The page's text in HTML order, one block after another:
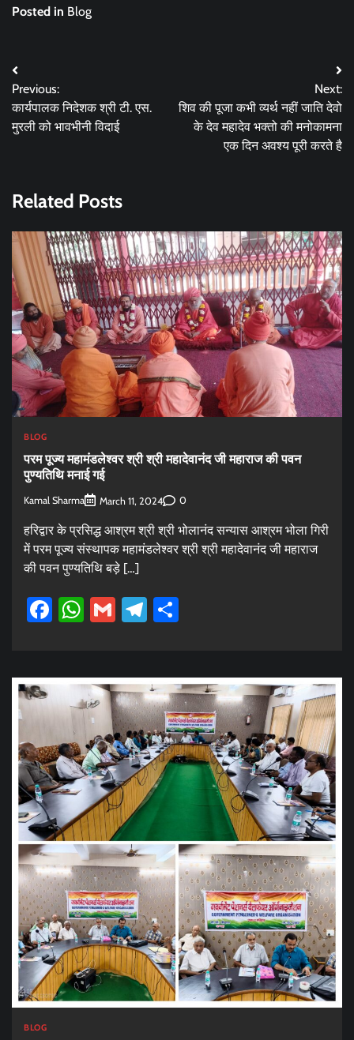
Posted in Blog
Post
navigation
Previous:
कार्यपालक निदेशक श्री टी. एस.
मुरली को भावभीनी विदाई
Next:
शिव की पूजा कभी व्यर्थ नहीं जाति देवो
के देव महादेव भक्तो की मनोकामना
एक दिन अवश्य पूरी करते है
Related Posts
BLOG
परम पूज्य महामंडलेश्वर श्री श्री महादेवानंद जी महाराज की पवन
पुण्यतिथि मनाई गई
Kamal Sharma March 11, 2024 0
हरिद्वार के प्रसिद्ध आश्रम श्री श्री भोलानंद सन्यास आश्रम भोला गिरी
में परम पूज्य संस्थापक महामंडलेश्वर श्री श्री महादेवानंद जी महाराज
की पवन पुण्यतिथि बड़े […]
Facebook
WhatsApp
GmailTelegram
BLOG